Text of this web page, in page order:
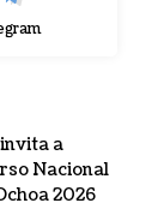
a
Nacional
2026